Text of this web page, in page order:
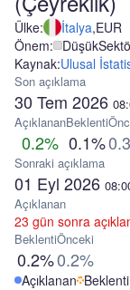
Ülke: İtalya,EUR
Önem: Düşük
Kaynak:Ulusal
Son açıklama
30 Tem 2026
Açıklanan
0.2%
Beklenti
0.1%
Sonraki açıklama
01 Eyl 2026
Açıklanan
23 gün sonra
Beklenti
0.2%
Önceki
0.2%
Açıklanan Beklenti